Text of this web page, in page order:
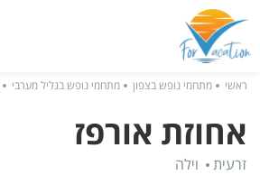
ראשי מתחמי נופש בצפון מתחמי נופש בגליל מערבי
אחוזת אורפז
זרעית וילה